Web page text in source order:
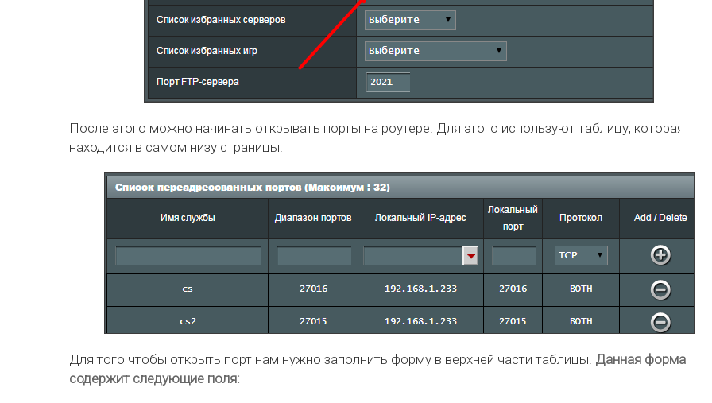
После этого можно начинать открывать порты на роутере. Для этого используют таблицу, которая
находится в самом низу страницы.
Для того чтобы открыть порт нам нужно заполнить форму в верхней части таблицы. Данная форма
содержит следующие поля: